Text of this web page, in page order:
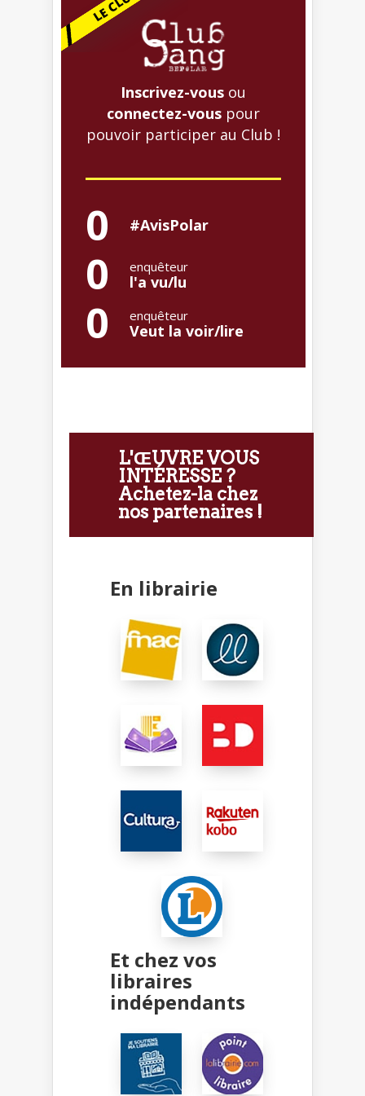
Inscrivez-vous ou
connectez-vous pour
pouvoir participer au Club !
0 #AvisPolar
0 enquêteur
l'a vu/lu
0 enquêteur
Veut la voir/lire
L'ŒUVRE VOUS
INTÉRESSE ?
Achetez-la chez
nos partenaires !
En librairie
Et chez vos
libraires
indépendants